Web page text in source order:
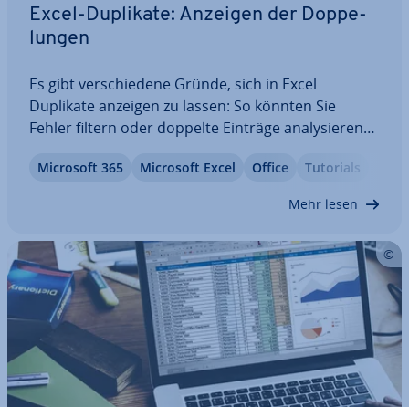
Excel-Duplikate: Anzeigen der Dop­pe­
lun­gen
Es gibt ver­schie­de­ne Gründe, sich in Excel
Duplikate anzeigen zu lassen: So könnten Sie
Fehler filtern oder doppelte Einträge ana­ly­sie­ren
au­to­ma­tisch anzeigen. Dank farb­li­cher Mar­kie­run­
Microsoft 365 Microsoft Excel Office Tutorials
Mehr lesen